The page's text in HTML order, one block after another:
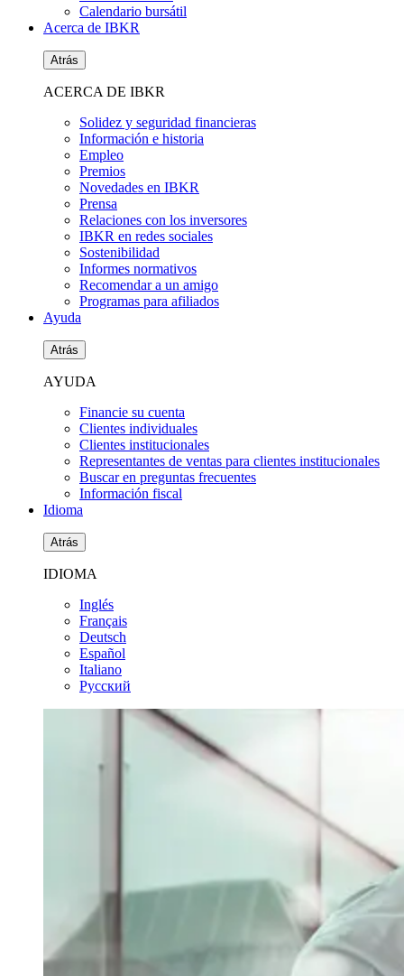
Calendario bursátil
Acerca de IBKR
Atrás
ACERCA DE IBKR
Solidez y seguridad financieras
Información e historia
Empleo
Premios
Novedades en IBKR
Prensa
Relaciones con los inversores
IBKR en redes sociales
Sostenibilidad
Informes normativos
Recomendar a un amigo
Programas para afiliados
Ayuda
Atrás
AYUDA
Financie su cuenta
Clientes individuales
Clientes institucionales
Representantes de ventas para clientes institucionales
Buscar en preguntas frecuentes
Información fiscal
Idioma
Atrás
IDIOMA
Inglés
Français
Deutsch
Español
Italiano
Pусский